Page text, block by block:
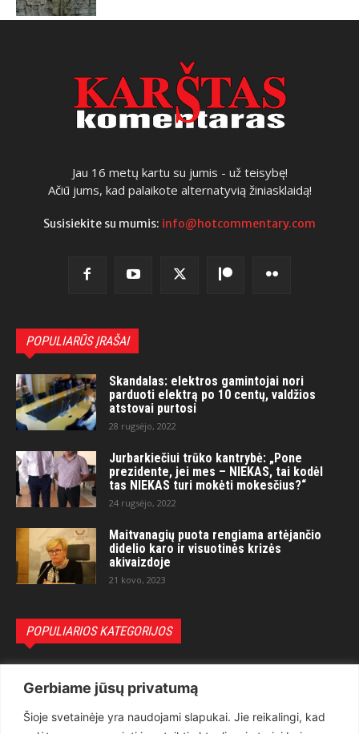
Gerbiame jūsų privatumą
Šioje svetainėje yra naudojami slapukai. Jie reikalingi, kad
Jau 16 metų kartu su jumis - už teisybę!
Ačiū jums, kad palaikote alternatyvią žiniasklaidą!
Susisiekite su mumis: info@hotcommentary.com
POPULIARŪS ĮRAŠAI
Skandalas: elektros gamintojai nori
parduoti elektrą po 10 centų, valdžios
atstovai purtosi
28 rugsėjo, 2022
Jurbarkiečiui trūko kantrybė: „Pone
prezidente, jei mes – NIEKAS, tai kodėl
tas NIEKAS turi mokėti mokesčius?“
24 rugsėjo, 2022
Maitvanagių puota rengiama artėjančio
didelio karo ir visuotinės krizės
akivaizdoje
21 kovo, 2023
POPULIARIOS KATEGORIJOS
Teisėsauga
1497